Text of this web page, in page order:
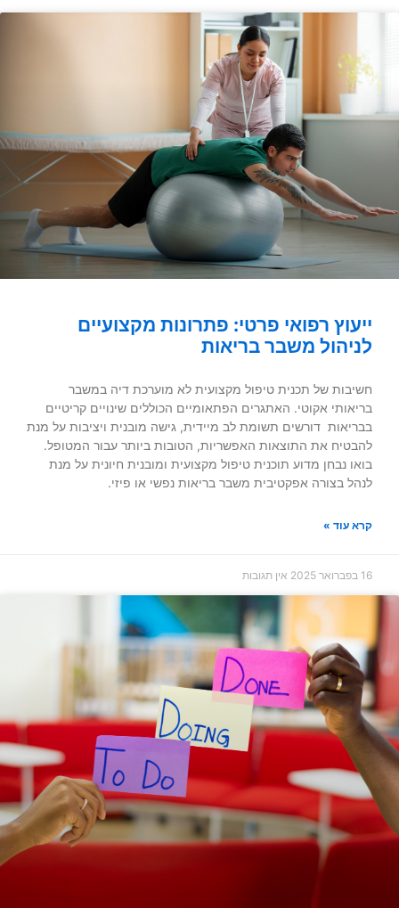
ייעוץ רפואי פרטי: פתרונות מקצועיים
לניהול משבר בריאות
חשיבות של תכנית טיפול מקצועית לא מוערכת דיה במשבר
בריאותי אקוטי. האתגרים הפתאומיים הכוללים שינויים קריטיים
בבריאות דורשים תשומת לב מיידית, גישה מובנית ויציבות על מנת
להבטיח את התוצאות האפשריות, הטובות ביותר עבור המטופל.
בואו נבחן מדוע תוכנית טיפול מקצועית ומובנית חיונית על מנת
לנהל בצורה אפקטיבית משבר בריאות נפשי או פיזי.
קרא עוד »
16 בפברואר 2025 אין תגובות